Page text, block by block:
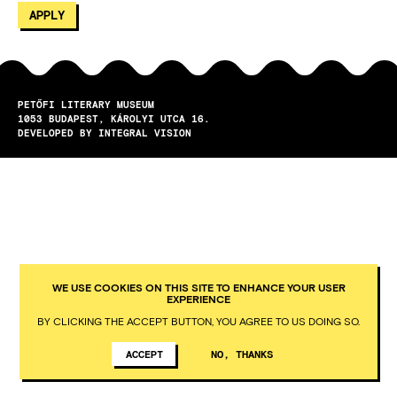
PETŐFI LITERARY MUSEUM
1053
BUDAPEST
KÁROLYI UTCA 16.
DEVELOPED BY INTEGRAL VISION
WE USE COOKIES ON THIS SITE TO ENHANCE YOUR USER
EXPERIENCE
BY CLICKING THE ACCEPT BUTTON, YOU AGREE TO US DOING SO.
ACCEPT NO, THANKS